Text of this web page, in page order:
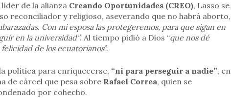
de la alianza Creando Oportunidades (CREO), Lasso se
reconciliador y religioso, aseverando que no habrá aborto,
Con mi esposa las protegeremos, para que sigan en
en la universidad”. Al tiempo pidió a Dios “que nos dé
de los ecuatorianos”.
política para enriquecerse, “ni para perseguir a nadie”, en
de cárcel que pesa sobre Rafael Correa, quien se
por cohecho.